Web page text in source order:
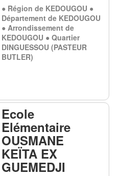
● Région de KEDOUGOU ●
Département de KEDOUGOU
● Arrondissement de
KEDOUGOU ● Quartier
DINGUESSOU (PASTEUR
BUTLER)
Ecole
Elémentaire
OUSMANE
KEÏTA EX
GUEMEDJI